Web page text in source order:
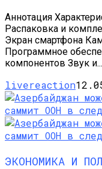
Аннотация
Распаковка и
Экран смартфона
Программное
компонентов Звук и...
livereaction
ЭКОНОМИКА И